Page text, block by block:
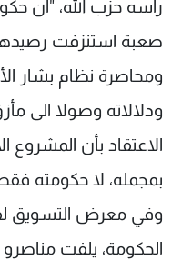
رأسه حزب الله، "ان
صعبة استنزفت رصيدها
ومحاصرة نظام بشار
ودلالاته وصولا الى
الاعتقاد بأن المشروع
بمجمله، لا حكومته
وفي معرض التسويق
الحكومة، يلفت مناصرو